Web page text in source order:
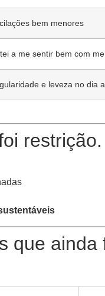
bem menores
a me sentir bem com
e leveza no dia
que